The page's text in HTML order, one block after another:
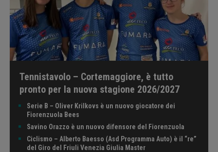
Tennistavolo – Cortemaggiore, è tutto
pronto per la nuova stagione 2026/2027
Serie B – Oliver Krilkovs è un nuovo giocatore dei
Fiorenzuola Bees
Savino Orazzo è un nuovo difensore del Fiorenzuola
Ciclismo – Alberto Baesso (Asd Programma Auto) è il “re”
del Giro del Friuli Venezia Giulia Master